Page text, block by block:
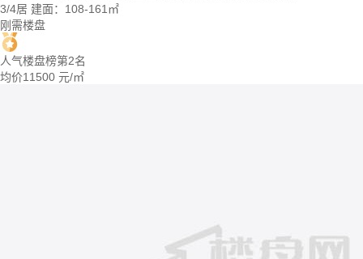
3/4居 建面：108-161㎡
刚需楼盘
人气楼盘榜第2名
均价11500 元/㎡